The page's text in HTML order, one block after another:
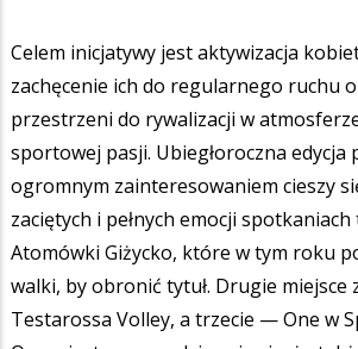
Celem inicjatywy jest aktywizacja
zachęcenie ich do regularnego ruchu
przestrzeni do rywalizacji w
sportowej pasji. Ubiegłoroczna edycja
ogromnym zainteresowaniem cieszy
zaciętych i pełnych emocji
Atomówki Giżycko, które w tym roku
walki, by obronić tytuł. Drugie miejsce
Testarossa Volley, a trzecie — One w